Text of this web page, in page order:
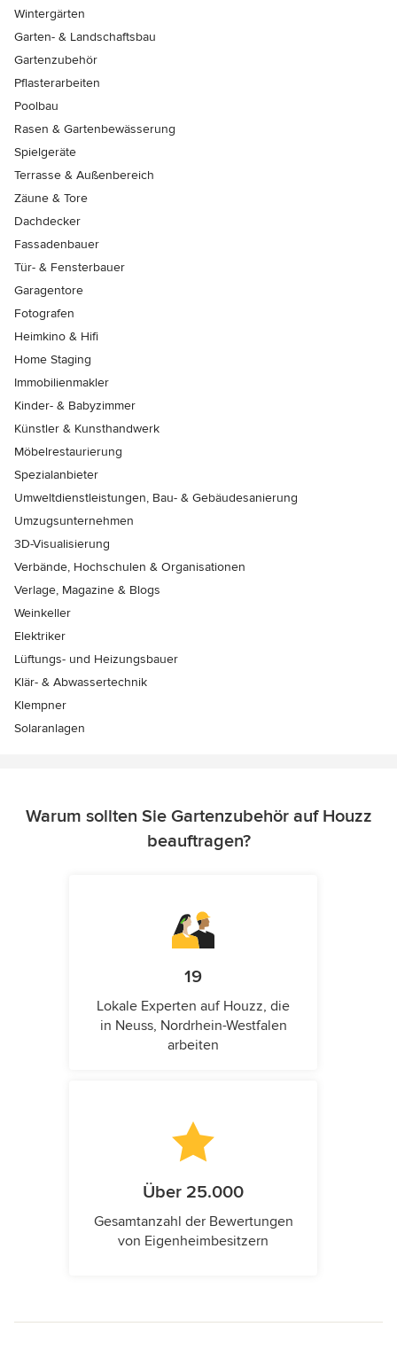
Wintergärten
Garten- & Landschaftsbau
Gartenzubehör
Pflasterarbeiten
Poolbau
Rasen & Gartenbewässerung
Spielgeräte
Terrasse & Außenbereich
Zäune & Tore
Dachdecker
Fassadenbauer
Tür- & Fensterbauer
Garagentore
Fotografen
Heimkino & Hifi
Home Staging
Immobilienmakler
Kinder- & Babyzimmer
Künstler & Kunsthandwerk
Möbelrestaurierung
Spezialanbieter
Umweltdienstleistungen, Bau- & Gebäudesanierung
Umzugsunternehmen
3D-Visualisierung
Verbände, Hochschulen & Organisationen
Verlage, Magazine & Blogs
Weinkeller
Elektriker
Lüftungs- und Heizungsbauer
Klär- & Abwassertechnik
Klempner
Solaranlagen
Warum sollten Sie Gartenzubehör auf Houzz
beauftragen?
19
Lokale Experten auf Houzz, die
in Neuss, Nordrhein-Westfalen
arbeiten
Über 25.000
Gesamtanzahl der Bewertungen
von Eigenheimbesitzern